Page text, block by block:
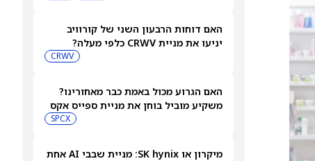
האם דוחות הרבעון השני של קורוויב
יניעו את מניית CRWV כלפי מעלה?
CRWV
האם הגרוע מכול באמת כבר מאחורינו?
משקיע מוביל בוחן את מניית ספייס אקס
SPCX
מיקרון או SK hynix: מניית שבבי AI אחת